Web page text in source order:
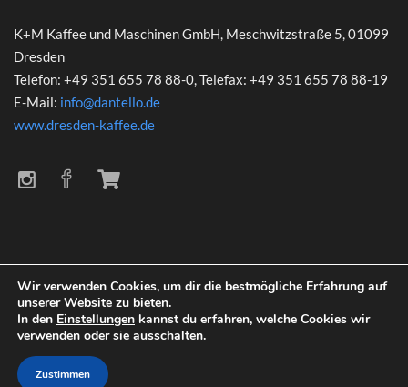
K+M Kaffee und Maschinen GmbH, Meschwitzstraße 5, 01099
Dresden
Telefon: +49 351 655 78 88-0, Telefax: +49 351 655 78 88-19
E-Mail: info@dantello.de
www.dresden-kaffee.de
© 2022 Dantello
Wir verwenden Cookies, um dir die bestmögliche Erfahrung auf
unserer Website zu bieten.
In den Einstellungen kannst du erfahren, welche Cookies wir
verwenden oder sie ausschalten.
Zustimmen